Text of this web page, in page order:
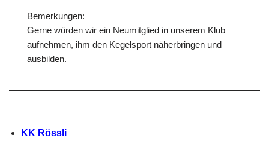
Bemerkungen:
Gerne würden wir ein Neumitglied in unserem Klub
aufnehmen, ihm den Kegelsport näherbringen und
ausbilden.
KK Rössli